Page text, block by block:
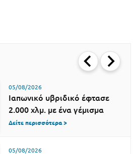
05/08/2026
Ιαπωνικό υβριδικό έφτασε
2.000 χλμ. με ένα γέμισμα
Δείτε περισσότερα >
05/08/2026